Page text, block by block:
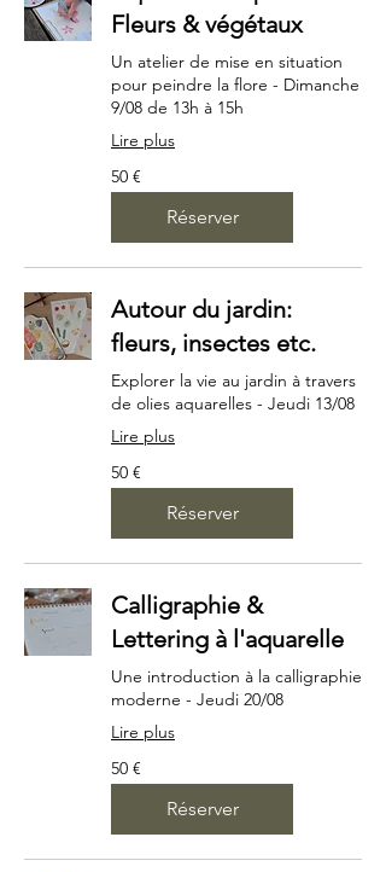
Fleurs & végétaux
Un atelier de mise en situation
pour peindre la flore - Dimanche
9/08 de 13h à 15h
Lire plus
50
euros
50 €
Réserver
Autour du jardin:
fleurs, insectes etc.
Explorer la vie au jardin à travers
de olies aquarelles - Jeudi 13/08
Lire plus
50
euros
50 €
Réserver
Calligraphie &
Lettering à l'aquarelle
Une introduction à la calligraphie
moderne - Jeudi 20/08
Lire plus
50
euros
50 €
Réserver